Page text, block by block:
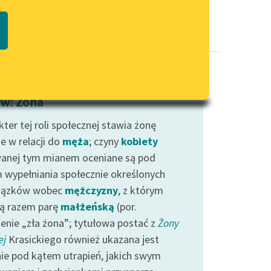
PDF
wrażliwych
Deklaracja dostępności
Żona
tej roli społecznej stawia żonę
w relacji do męża; czyny kobiety
tym mianem oceniane są pod
społecznie określonych
wobec mężczyzny, z którym
razem parę małżeńską (por.
„zła żona”; tytułowa postać z Żony
Krasickiego również ukazana jest
pod kątem utrapień, jakich swym